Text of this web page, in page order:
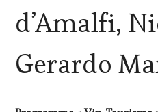
CUISINIER,
ŒNOLOGUE,
d’Amalfi,
Gerardo